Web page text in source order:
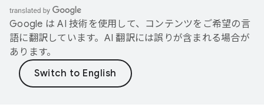
Google は AI 技術を使用して、コンテンツをご希望の言
語に翻訳しています。AI 翻訳には誤りが含まれる場合が
あります。